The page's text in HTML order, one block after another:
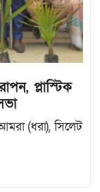
প্লাস্টিক
(ধরা), সিলেট